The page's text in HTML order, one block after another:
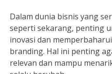
Dalam dunia bisnis yang
seperti sekarang, penting
inovasi dan
branding. Hal ini penting
relevan dan mampu